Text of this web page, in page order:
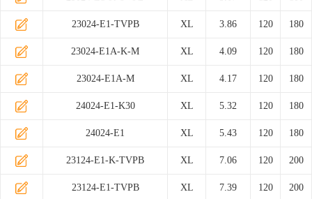
23024-E1-TVPB XL 3.86 120 180
23024-E1A-K-M XL 4.09 120 180
23024-E1A-M XL 4.17 120 180
24024-E1-K30 XL 5.32 120 180
24024-E1 XL 5.43 120 180
23124-E1-K-TVPB XL 7.06 120 200
23124-E1-TVPB XL 7.39 120 200